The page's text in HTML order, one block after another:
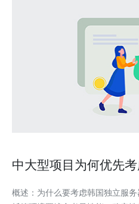
中大型项目为何优先
概述：为什么要考虑韩国独立服